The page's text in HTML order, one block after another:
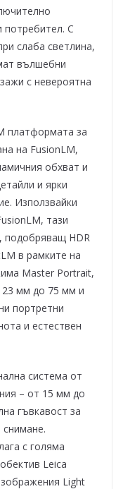
потребител. С
слаба светлина,
вълшебни
с невероятна
платформата за
на FusionLM,
обхват и
и ярки
Използвайки
тази
подобряващ HDR
в рамките на
Master Portrait,
23 мм до 75 мм и
портретни
и естествен
система от
– от 15 мм до
гъвкавост за
снимане.
с голяма
Leica
Light